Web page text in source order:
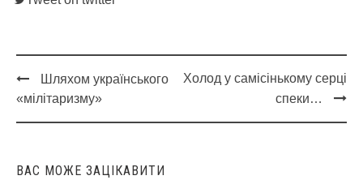
Post
navigation
Шляхом українського
«мілітаризму»
Холод у самісінькому серці
спеки…
ВАС МОЖЕ ЗАЦІКАВИТИ